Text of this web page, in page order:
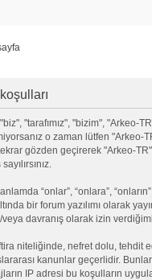
"tarafımız", "bizim", "Arkeo-
o zaman lütfen
gözden geçirerek "Arkeo-
“onlar”, “onlara”,
bir forum yazılımı olarak
davranış olarak izin
niteliğinde, nefret dolu, tehdit
kanunlar geçerlidir.
IP adresi bu koşulların